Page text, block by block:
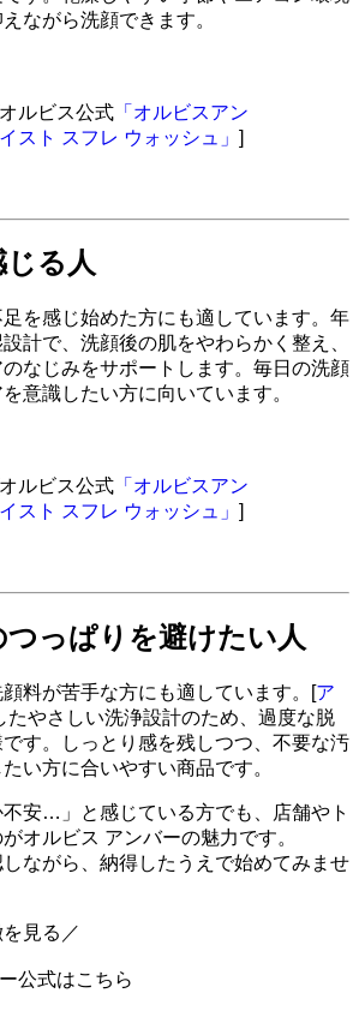
ながら洗顔できます。
ルビス公式 「オルビスアン
スト スフレ ウォッシュ」 ]
る人
を感じ始めた方にも適しています。年
計で、洗顔後の肌をやわらかく整え、
なじみをサポートします。毎日の洗顔
意識したい方に向いています。
ルビス公式 「オルビスアン
スト スフレ ウォッシュ」 ]
っぱりを避けたい人
料が苦手な方にも適しています。[ア
たやさしい洗浄設計のため、過度な脱
す。しっとり感を残しつつ、不要な汚
い方に合いやすい商品です。
不安…」と感じている方でも、店舗やト
オルビス アンバーの魅力です。
ながら、納得したうえで始めてみませ
見る／
公式はこちら